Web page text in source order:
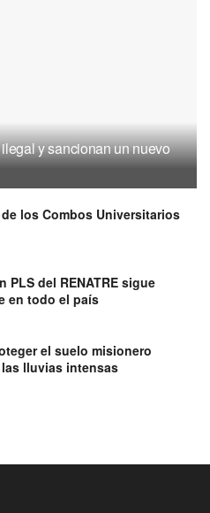
y sancionan un nuevo
los Combos Universitarios
PLS del RENATRE sigue
en todo el país
el suelo misionero
lluvias intensas